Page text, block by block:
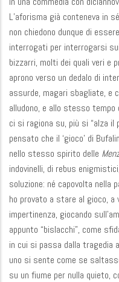
L’aforisma già conteneva in
non chiedono dunque di
interrogati per interrogarsi
bizzarri, molti dei quali veri e
aprono verso un dedalo di
assurde, magari sbagliate, e
alludono, e allo stesso
ci si ragiona su, più si “alza il
pensato che il ‘gioco’ di
nello stesso spirito delle
indovinelli, di rebus
soluzione: né capovolta nella
ho provato a stare al gioco, a
impertinenza, giocando
appunto “bislacchi”, come
in cui si passa dalla tragedia
uno si sente come se
su un fiume per nulla quieto,